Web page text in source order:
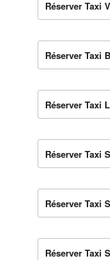
Réserver Taxi
Réserver Taxi
Réserver Taxi
Réserver Taxi
Réserver Taxi
Réserver Taxi